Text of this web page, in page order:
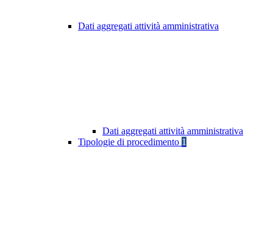
Dati aggregati attività amministrativa
Dati aggregati attività amministrativa
Tipologie di procedimento 1